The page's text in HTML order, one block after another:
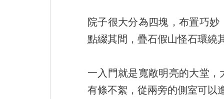
院子很大分為四塊，布置巧
點綴其間，疊石假山怪石環繞
一入門就是寬敞明亮的大堂
有條不絮，從兩旁的側室可以